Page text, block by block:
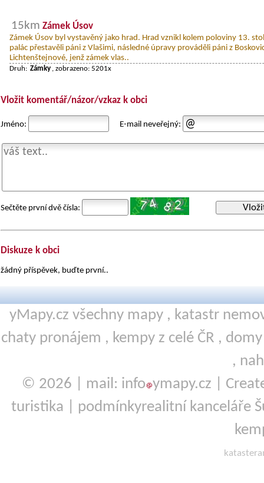
15km Zámek Úsov
Zámek Úsov byl vystavěný jako hrad. Hrad vznikl kolem poloviny 13.
palác přestavěli páni z Vlašimi, následné úpravy prováděli páni z
Lichtenštejnové, jenž zámek vlas..
Druh: Zámky , zobrazeno: 5201x
Vložit komentář/názor/vzkaz k obci
Jméno: E-mail neveřejný:
Sečtěte první dvě čísla:
Diskuze k obci
žádný příspěvek, buďte první..
yMapy.cz všechny mapy , katastr
chaty pronájem , kempy z celé ČR ,
,
© 2026 | mail: info ymapy.cz |
turistika
podmínkyrealitní kanceláře